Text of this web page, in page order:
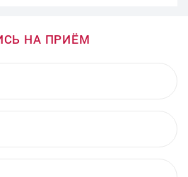
андролога
НА ПРИЁМ